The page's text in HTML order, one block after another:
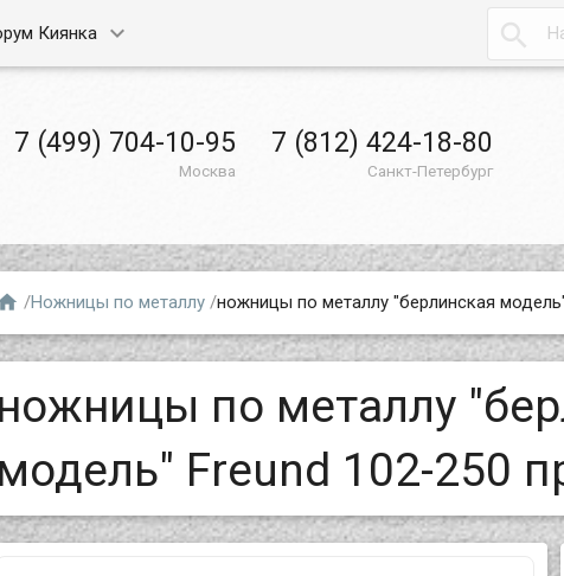
Киянка 
7 (499) 704-10-95
Москва
7 (812) 424-18-80
Санкт-Петербург
/Ножницы по металлу /ножницы по металлу "берлинская
ножницы по металлу
модель" Freund 102-250